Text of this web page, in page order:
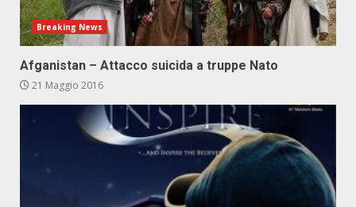
Breaking News
Afganistan – Attacco suicida a truppe Nato
21 Maggio 2016